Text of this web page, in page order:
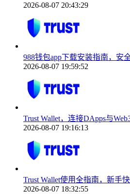
2026-08-07 20:43:29
988钱包app下载安装指南，安
2026-08-07 19:59:52
Trust Wallet，连接DApps与
2026-08-07 19:16:13
Trust Wallet使用全指南，新手
2026-08-07 18:32:55